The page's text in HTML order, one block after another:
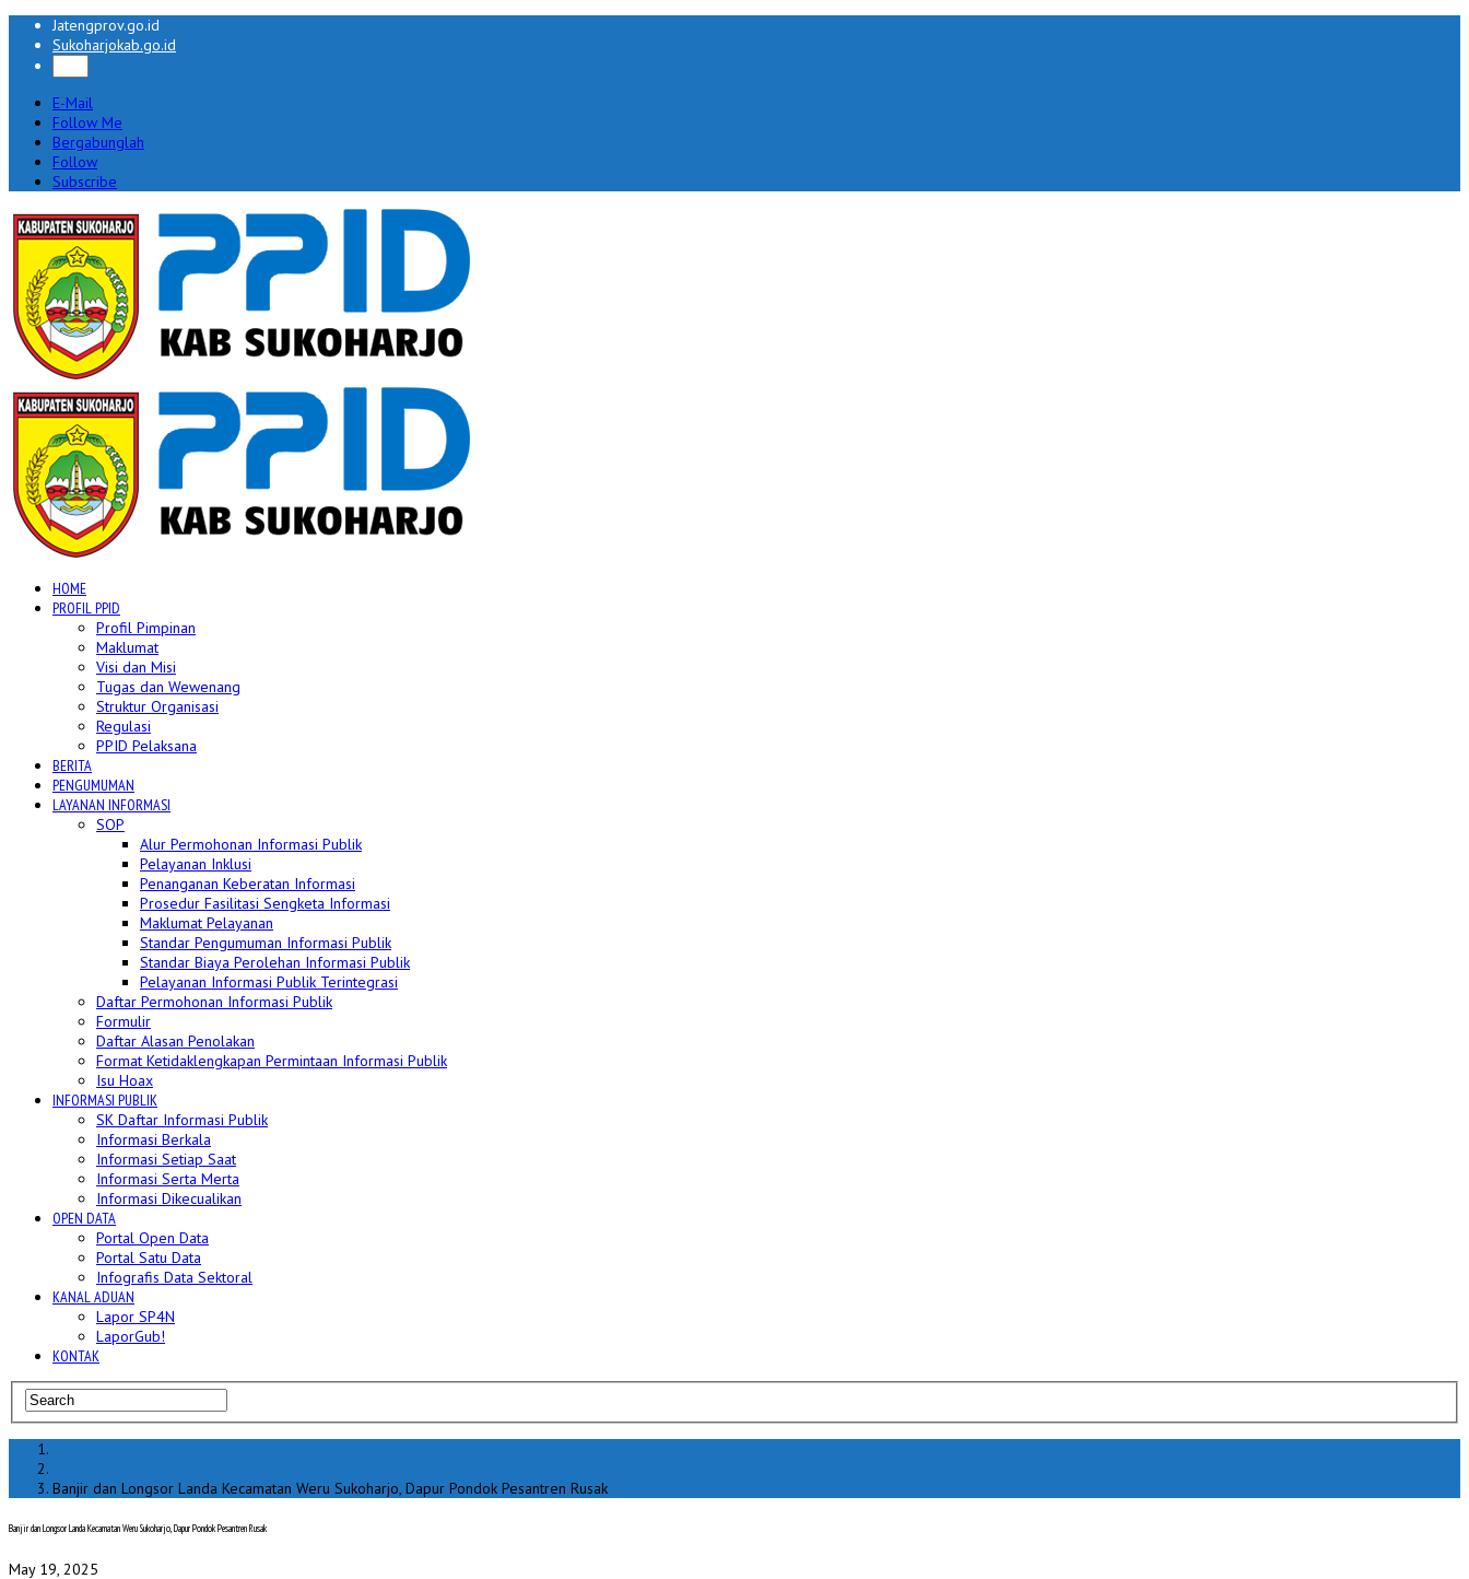
Jatengprov.go.id
Sukoharjokab.go.id
E-Mail
Follow Me
Bergabunglah
Follow
Subscribe
HOME
PROFIL PPID
Profil Pimpinan
Maklumat
Visi dan Misi
Tugas dan Wewenang
Struktur Organisasi
Regulasi
PPID Pelaksana
BERITA
PENGUMUMAN
LAYANAN INFORMASI
SOP
Alur Permohonan Informasi Publik
Pelayanan Inklusi
Penanganan Keberatan Informasi
Prosedur Fasilitasi Sengketa Informasi
Maklumat Pelayanan
Standar Pengumuman Informasi Publik
Standar Biaya Perolehan Informasi Publik
Pelayanan Informasi Publik Terintegrasi
Daftar Permohonan Informasi Publik
Formulir
Daftar Alasan Penolakan
Format Ketidaklengkapan Permintaan Informasi Publik
Isu Hoax
INFORMASI PUBLIK
SK Daftar Informasi Publik
Informasi Berkala
Informasi Setiap Saat
Informasi Serta Merta
Informasi Dikecualikan
OPEN DATA
Portal Open Data
Portal Satu Data
Infografis Data Sektoral
KANAL ADUAN
Lapor SP4N
LaporGub!
KONTAK
Banjir dan Longsor Landa Kecamatan Weru Sukoharjo, Dapur Pondok Pesantren Rusak
Banjir dan Longsor Landa Kecamatan Weru Sukoharjo, Dapur Pondok Pesantren Rusak
May 19, 2025